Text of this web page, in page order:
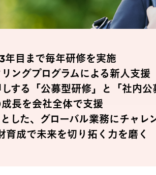
年目まで毎年研修を実施
ングプログラムによる新人支援
する「公募型研修」と「社内公
長を会社全体で支援
した、グローバル業務にチャレ
育成で未来を切り拓く力を磨く